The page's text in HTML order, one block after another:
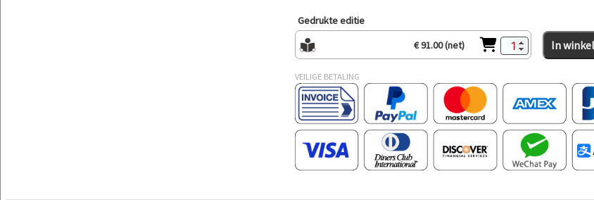
Gedrukte editie
€ 91.00 (net)
In
VEILIGE BETALING